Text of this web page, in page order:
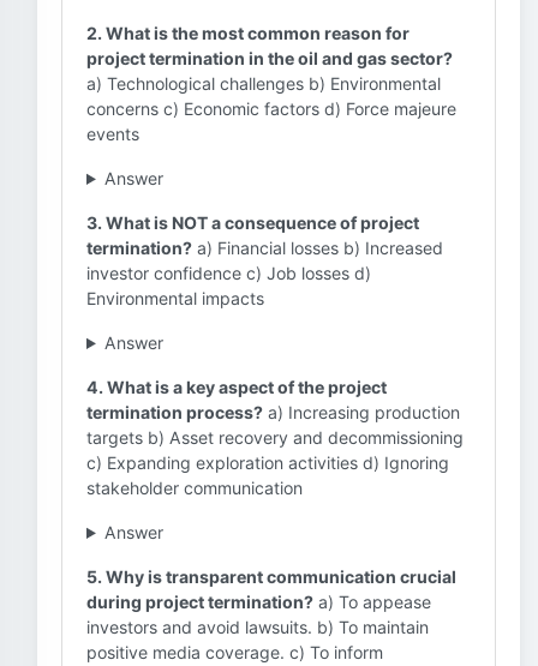
2. What is the most common reason for
project termination in the oil and gas sector?
a) Technological challenges b) Environmental
concerns c) Economic factors d) Force majeure
events
Answer
3. What is NOT a consequence of project
termination? a) Financial losses b) Increased
investor confidence c) Job losses d)
Environmental impacts
Answer
4. What is a key aspect of the project
termination process? a) Increasing production
targets b) Asset recovery and decommissioning
c) Expanding exploration activities d) Ignoring
stakeholder communication
Answer
5. Why is transparent communication crucial
during project termination? a) To appease
investors and avoid lawsuits. b) To maintain
positive media coverage. c) To inform